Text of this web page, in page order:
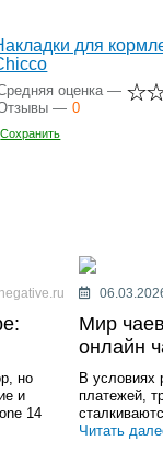
для
оценка —
— 0
Сохранить
но
и
14
Мир
онлайн
В условиях
платежей,
Читать